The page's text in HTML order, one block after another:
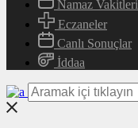
Namaz Vakitleri
Eczaneler
Canlı Sonuçlar
İddaa